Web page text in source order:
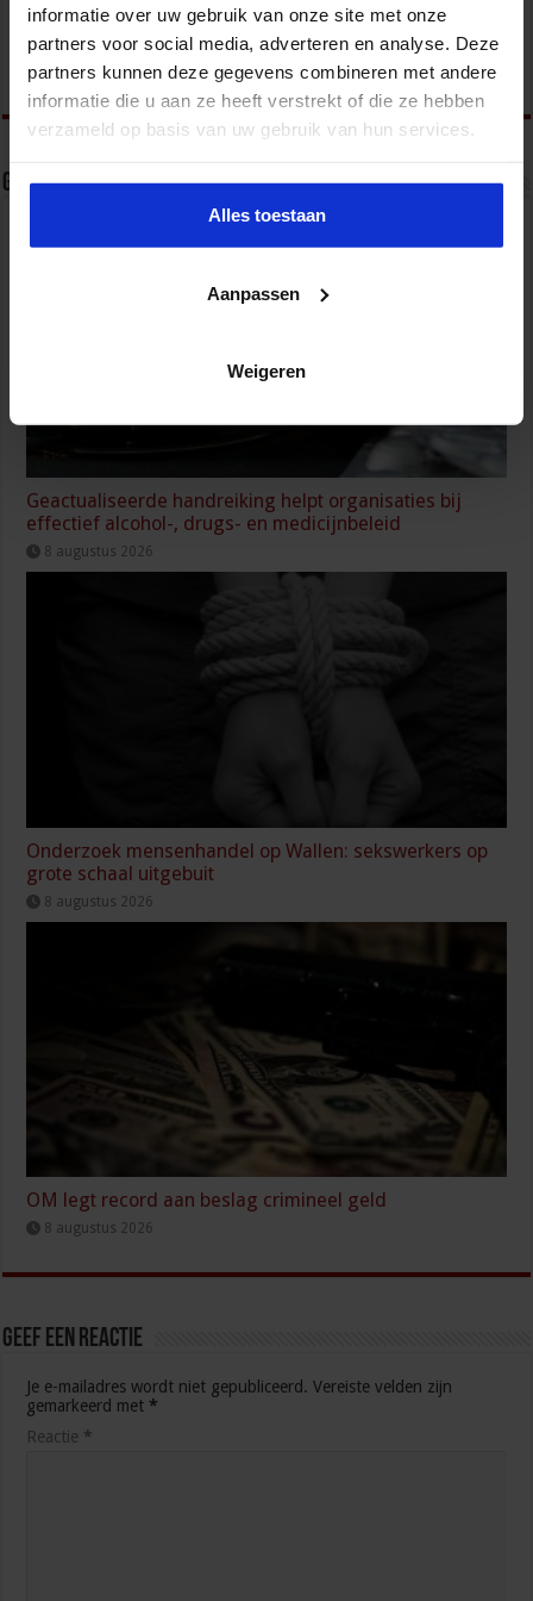
informatie over uw gebruik van onze site met onze
partners voor social media, adverteren en analyse. Deze
partners kunnen deze gegevens combineren met andere
informatie die u aan ze heeft verstrekt of die ze hebben
verzameld op basis van uw gebruik van hun services.
Alles toestaan
Aanpassen
Weigeren
Bedrijf en Overheid en het opleidingsaanbod is te vinden op
www.sbo.nl/veiligheid
Gerelateerde Artikelen
Geactualiseerde handreiking helpt organisaties bij
effectief alcohol-, drugs- en medicijnbeleid
8 augustus 2026
Onderzoek mensenhandel op Wallen: sekswerkers op
grote schaal uitgebuit
8 augustus 2026
OM legt record aan beslag crimineel geld
8 augustus 2026
Geef een reactie
Je e-mailadres wordt niet gepubliceerd. Vereiste velden zijn
gemarkeerd met *
Reactie *